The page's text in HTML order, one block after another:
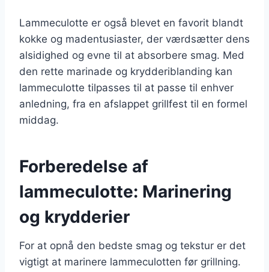
Lammeculotte er også blevet en favorit blandt
kokke og madentusiaster, der værdsætter dens
alsidighed og evne til at absorbere smag. Med
den rette marinade og krydderiblanding kan
lammeculotte tilpasses til at passe til enhver
anledning, fra en afslappet grillfest til en formel
middag.
Forberedelse af
lammeculotte: Marinering
og krydderier
For at opnå den bedste smag og tekstur er det
vigtigt at marinere lammeculotten før grillning.